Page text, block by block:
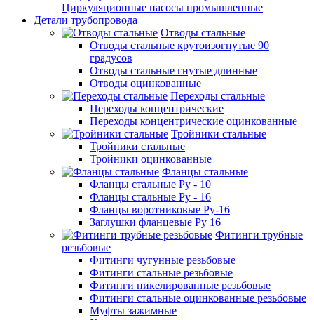
Циркуляционные насосы промышленные
Детали трубопровода
Отводы стальные
Отводы стальные крутоизогнутые 90
градусов
Отводы стальные гнутые длинные
Отводы оцинкованные
Переходы стальные
Переходы концентрические
Переходы концентрические оцинкованные
Тройники стальные
Тройники стальные
Тройники оцинкованные
Фланцы стальные
Фланцы стальные Ру - 10
Фланцы стальные Ру - 16
Фланцы воротниковые Ру-16
Заглушки фланцевые Ру 16
Фитинги трубные
резьбовые
Фитинги чугунные резьбовые
Фитинги стальные резьбовые
Фитинги никелированные резьбовые
Фитинги стальные оцинкованные резьбовые
Муфты зажимные